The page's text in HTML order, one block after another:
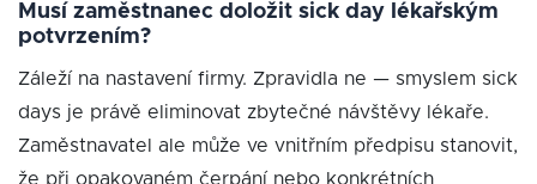
Musí zaměstnanec doložit sick day lékařským
potvrzením?
Záleží na nastavení firmy. Zpravidla ne — smyslem sick
days je právě eliminovat zbytečné návštěvy lékaře.
Zaměstnavatel ale může ve vnitřním předpisu stanovit,
že při opakovaném čerpání nebo konkrétních